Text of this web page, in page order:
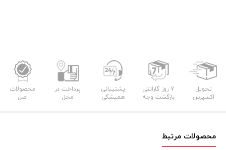
تحویل
اکسپرس
7 روز گارانتی
بازگشت وجه
پشتیبانی
همیشگی
پرداخت در
محل
محصولات
اصل
محصولات مرتبط